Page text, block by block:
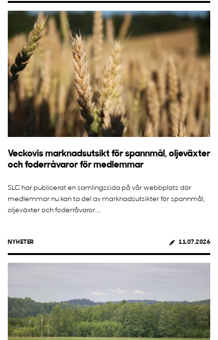
Veckovis marknadsutsikt för spannmål, oljeväxter
och foderråvaror för medlemmar
SLC har publicerat en samlingssida på vår webbplats där
medlemmar nu kan ta del av marknadsutsikter för spannmål,
oljeväxter och foderråvaror....
NYHETER 11.07.2026